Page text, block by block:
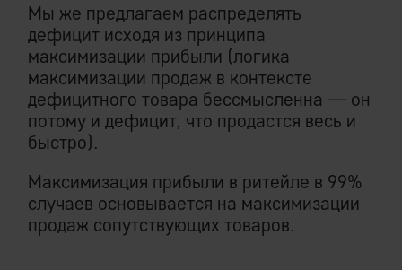
Мы же предлагаем распределять
дефицит исходя из принципа
максимизации прибыли (логика
максимизации продаж в контексте
дефицитного товара бессмысленна — он
потому и дефицит, что продастся весь и
быстро).
Максимизация прибыли в ритейле в 99%
случаев основывается на максимизации
продаж сопутствующих товаров.